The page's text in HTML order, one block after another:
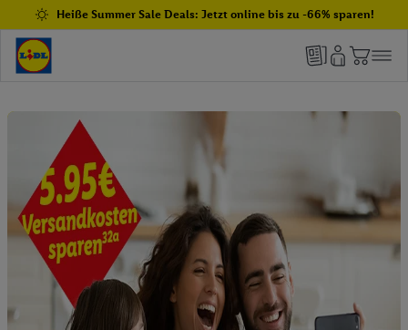
Heiße Summer Sale Deals: Jetzt online bis zu -66% sparen!